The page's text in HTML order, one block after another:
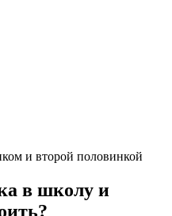
и второй половинкой
в школу и